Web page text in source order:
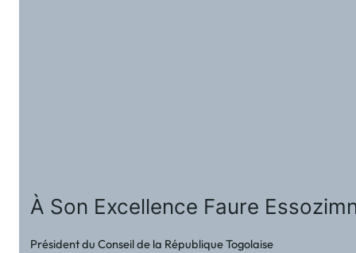
À Son Excellence Faure
Président du Conseil de la République Togolaise